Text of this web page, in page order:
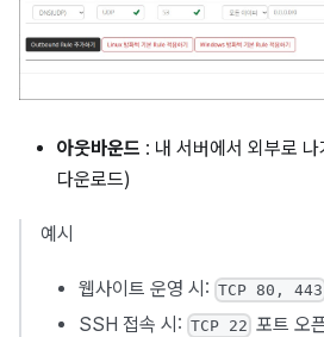
아웃바운드 : 내 서버에서 외부로
다운로드)
예시
웹사이트 운영 시: TCP 80, 443
SSH 접속 시: TCP 22 포트 오